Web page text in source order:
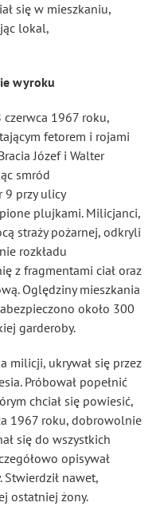
się w mieszkaniu,
lokal,
wyroku
czerwca 1967 roku,
fetorem i rojami
Józef i Walter
smród
9 przy ulicy
plujkami. Milicjanci,
straży pożarnej, odkryli
rozkładu
z fragmentami ciał oraz
Oględziny mieszkania
około 300
garderoby.
milicji, ukrywał się przez
Próbował popełnić
chciał się powiesić,
1967 roku, dobrowolnie
się do wszystkich
opisywał
Stwierdził nawet,
ostatniej żony.